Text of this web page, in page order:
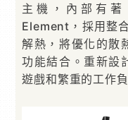
主機，內部有著
Element，採用整
解熱，將優化的散
功能結合。重新設
遊戲和繁重的工作